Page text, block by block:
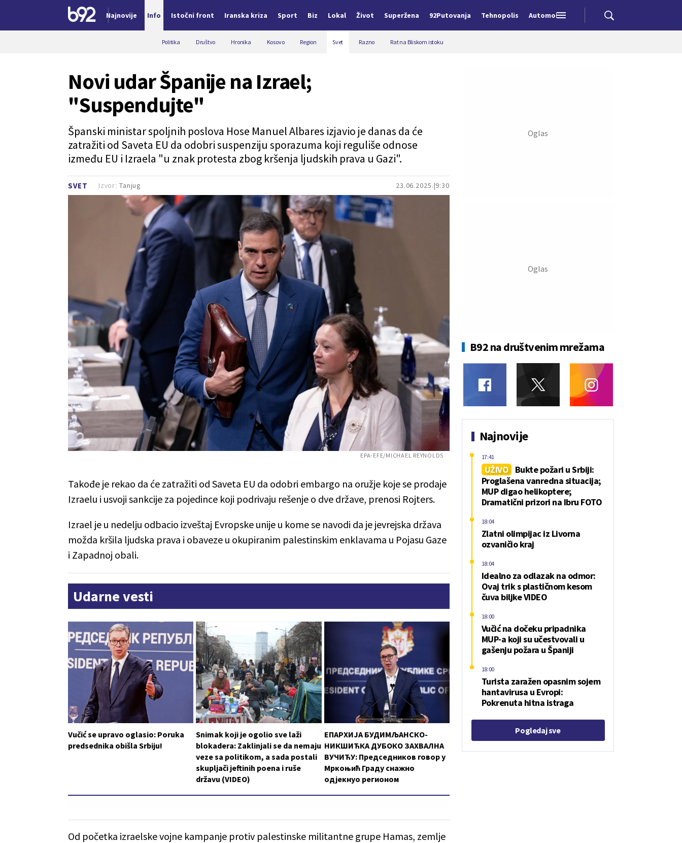
Najnovije Info Istočni front Iranska kriza Sport Biz Lokal Život Superžena 92Putovanja Tehnopolis Automobili
Politika Društvo Hronika Kosovo Region Svet Razno Rat na Bliskom istoku
SVET 23.06.2025. 9:30
Novi udar Španije na Izrael;
"Suspendujte"
Španski ministar spoljnih poslova Hose Manuel Albares izjavio je danas da će
zatražiti od Saveta EU da odobri suspenziju sporazuma koji reguliše odnose
između EU i Izraela "u znak protesta zbog kršenja ljudskih prava u Gazi".
Izvor: Tanjug
EPA-EFE/MICHAEL REYNOLDS
Takođe je rekao da će zatražiti od Saveta EU da odobri embargo na oružje koje se prodaje
Izraelu i usvoji sankcije za pojedince koji podrivaju rešenje o dve države, prenosi Rojters.
Izrael je u nedelju odbacio izveštaj Evropske unije u kome se navodi da je jevrejska država
možda kršila ljudska prava i obaveze u okupiranim palestinskim enklavama u Pojasu Gaze
i Zapadnoj obali.
Udarne vesti
Vučić se upravo oglasio: Poruka
predsednika obišla Srbiju!
Snimak koji je ogolio sve laži
blokadera: Zaklinjali se da nemaju
veze sa politikom, a sada postali
skupljači jeftinih poena i ruše
državu (VIDEO)
ЕПАРХИЈА БУДИМЉАНСКО-
НИКШИЋКА ДУБОКО ЗАХВАЛНА
ВУЧИЋУ: Председников говор у
Мркоњић Граду снажно
одјекнуо регионом
Od početka izraelske vojne kampanje protiv palestinske militantne grupe Hamas, zemlje
B92 na društvenim mrežama
Najnovije
UŽIVO
Bukte požari u Srbiji:
Proglašena vanredna situacija;
MUP digao helikoptere;
Dramatični prizori na Ibru FOTO
17:41
Zlatni olimpijac iz Livorna
ozvaničio kraj
18:04
Idealno za odlazak na odmor:
Ovaj trik s plastičnom kesom
čuva biljke VIDEO
18:04
Vučić na dočeku pripadnika
MUP-a koji su učestvovali u
gašenju požara u Španiji
18:00
Turista zaražen opasnim sojem
hantavirusa u Evropi:
Pokrenuta hitna istraga
18:00
Pogledaj sve